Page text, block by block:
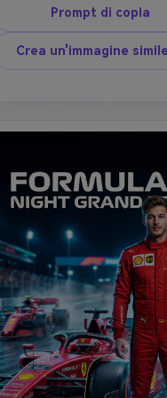
trame di corse e un grande
"8" posto dietro il
soggetto è nettamente
fuoco con una
nitida, risoluzione 8K,
aspetto 4:5.
Prompt di copia
Crea un'immagine